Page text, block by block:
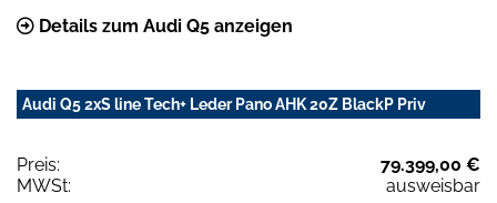
Details zum Audi Q5 anzeigen
Audi Q5 2xS line Tech+ Leder Pano AHK 20Z BlackP Priv
Preis:
79.399,00 €
MWSt:
ausweisbar